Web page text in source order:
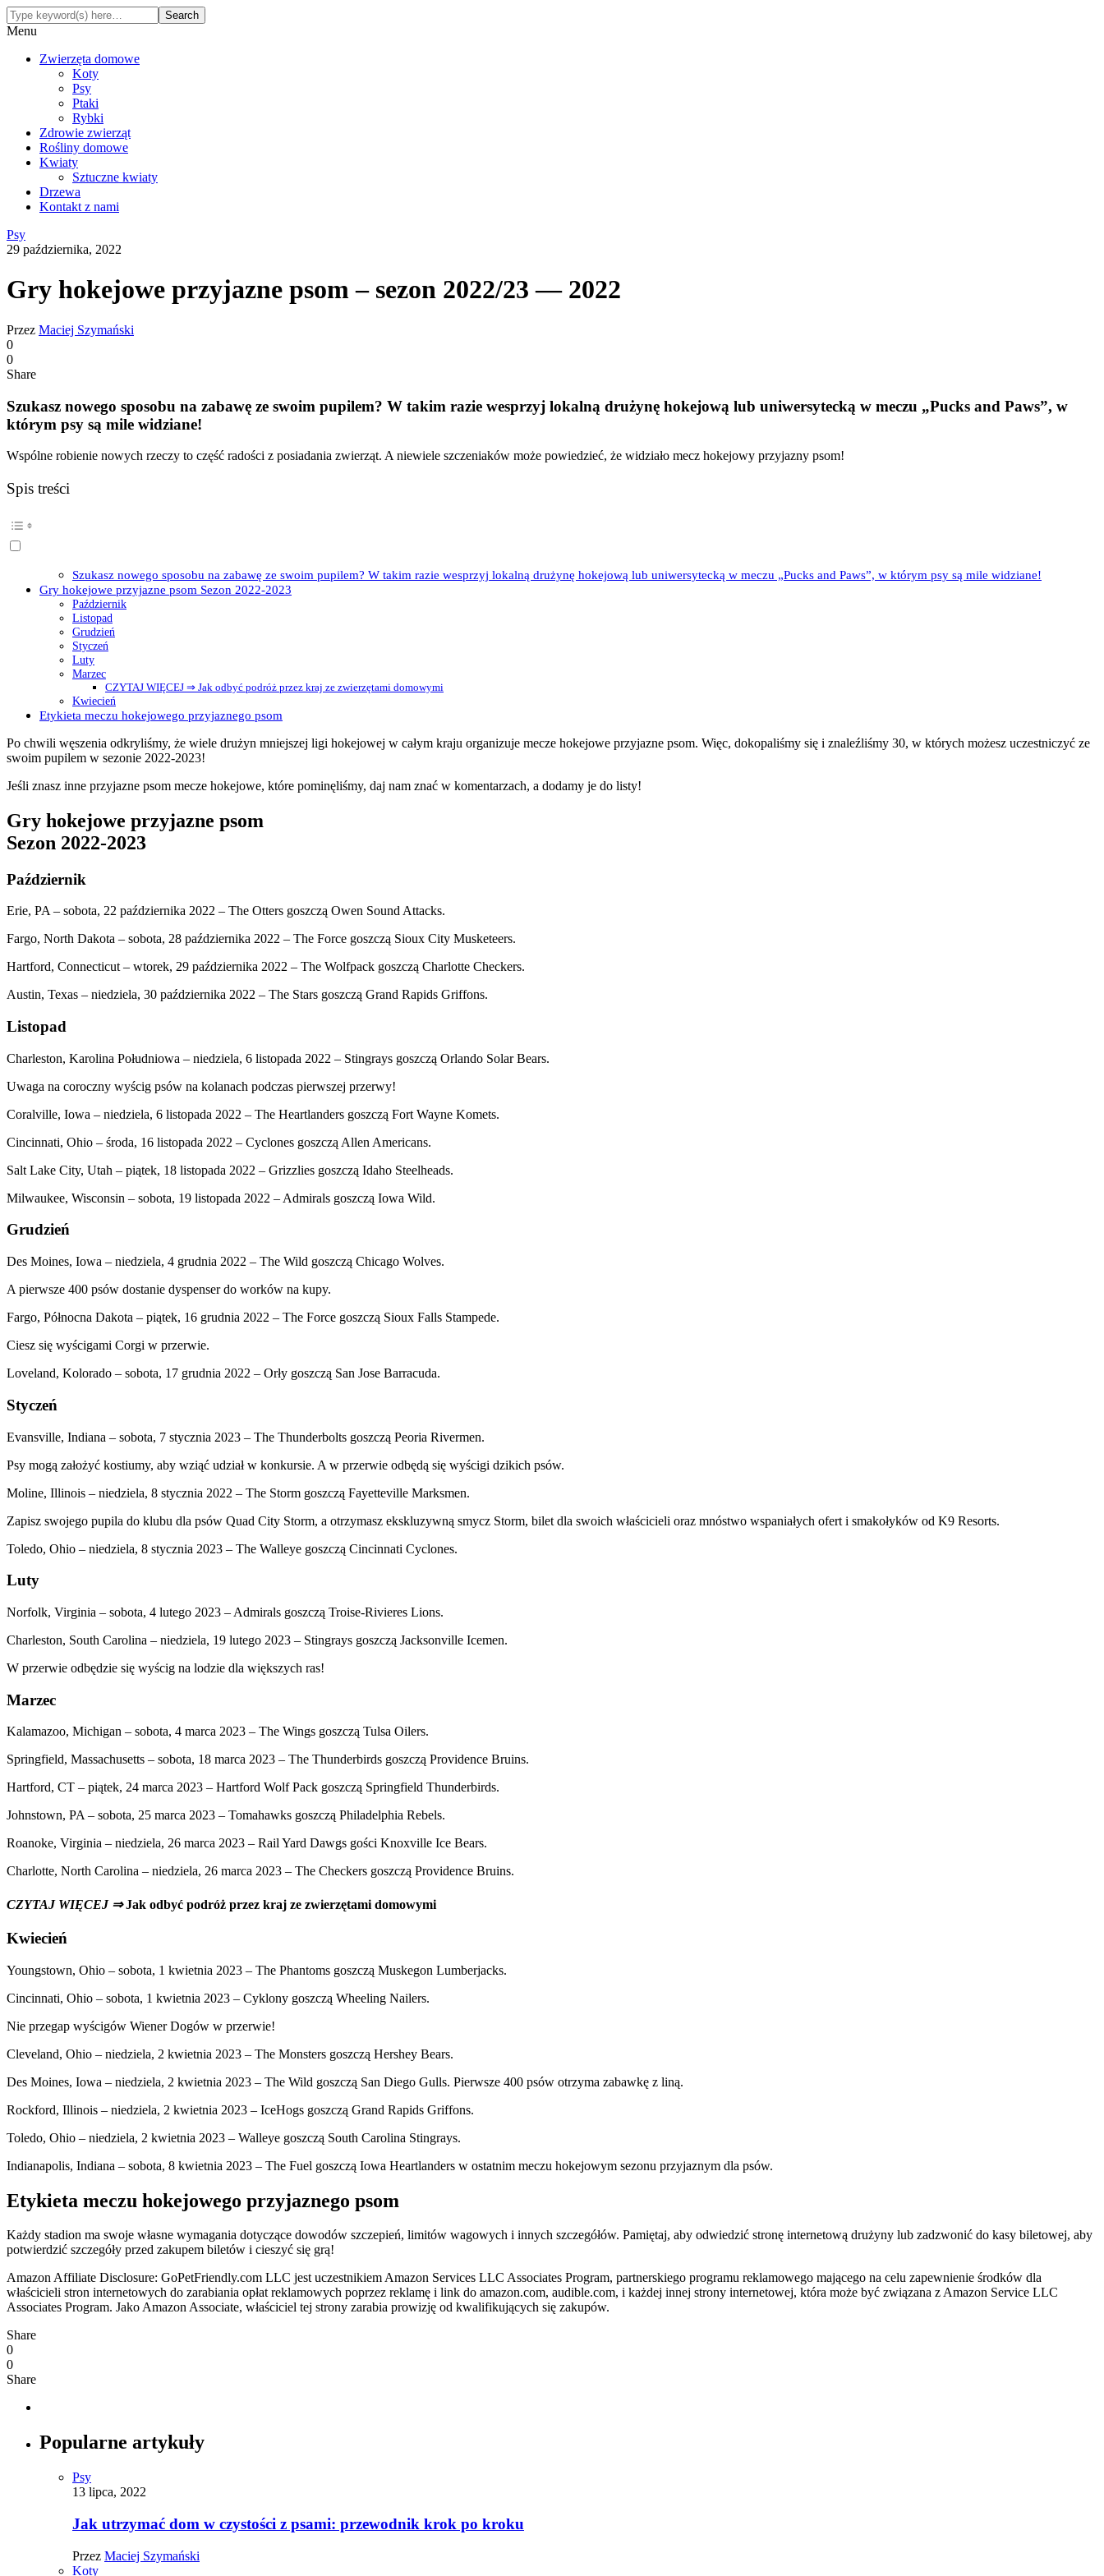
Menu
Zwierzęta domowe
Koty
Psy
Ptaki
Rybki
Zdrowie zwierząt
Rośliny domowe
Kwiaty
Sztuczne kwiaty
Drzewa
Kontakt z nami
Psy
29 października, 2022
Gry hokejowe przyjazne psom – sezon 2022/23 — 2022
Przez Maciej Szymański
0
0
Share
Szukasz nowego sposobu na zabawę ze swoim pupilem? W takim razie wesprzyj lokalną drużynę hokejową lub uniwersytecką w meczu „Pucks and Paws”, w
którym psy są mile widziane!
Wspólne robienie nowych rzeczy to część radości z posiadania zwierząt. A niewiele szczeniaków może powiedzieć, że widziało mecz hokejowy przyjazny psom!
Spis treści
Szukasz nowego sposobu na zabawę ze swoim pupilem? W takim razie wesprzyj lokalną drużynę hokejową lub uniwersytecką w meczu „Pucks and Paws”, w którym psy są mile widziane!
Gry hokejowe przyjazne psom Sezon 2022-2023
Październik
Listopad
Grudzień
Styczeń
Luty
Marzec
CZYTAJ WIĘCEJ ⇒ Jak odbyć podróż przez kraj ze zwierzętami domowymi
Kwiecień
Etykieta meczu hokejowego przyjaznego psom
Po chwili węszenia odkryliśmy, że wiele drużyn mniejszej ligi hokejowej w całym kraju organizuje mecze hokejowe przyjazne psom. Więc, dokopaliśmy się i znaleźliśmy 30, w których możesz uczestniczyć ze
swoim pupilem w sezonie 2022-2023!
Jeśli znasz inne przyjazne psom mecze hokejowe, które pominęliśmy, daj nam znać w komentarzach, a dodamy je do listy!
Gry hokejowe przyjazne psom
Sezon 2022-2023
Październik
Erie, PA – sobota, 22 października 2022 – The Otters goszczą Owen Sound Attacks.
Fargo, North Dakota – sobota, 28 października 2022 – The Force goszczą Sioux City Musketeers.
Hartford, Connecticut – wtorek, 29 października 2022 – The Wolfpack goszczą Charlotte Checkers.
Austin, Texas – niedziela, 30 października 2022 – The Stars goszczą Grand Rapids Griffons.
Listopad
Charleston, Karolina Południowa – niedziela, 6 listopada 2022 – Stingrays goszczą Orlando Solar Bears.
Uwaga na coroczny wyścig psów na kolanach podczas pierwszej przerwy!
Coralville, Iowa – niedziela, 6 listopada 2022 – The Heartlanders goszczą Fort Wayne Komets.
Cincinnati, Ohio – środa, 16 listopada 2022 – Cyclones goszczą Allen Americans.
Salt Lake City, Utah – piątek, 18 listopada 2022 – Grizzlies goszczą Idaho Steelheads.
Milwaukee, Wisconsin – sobota, 19 listopada 2022 – Admirals goszczą Iowa Wild.
Grudzień
Des Moines, Iowa – niedziela, 4 grudnia 2022 – The Wild goszczą Chicago Wolves.
A pierwsze 400 psów dostanie dyspenser do worków na kupy.
Fargo, Północna Dakota – piątek, 16 grudnia 2022 – The Force goszczą Sioux Falls Stampede.
Ciesz się wyścigami Corgi w przerwie.
Loveland, Kolorado – sobota, 17 grudnia 2022 – Orły goszczą San Jose Barracuda.
Styczeń
Evansville, Indiana – sobota, 7 stycznia 2023 – The Thunderbolts goszczą Peoria Rivermen.
Psy mogą założyć kostiumy, aby wziąć udział w konkursie. A w przerwie odbędą się wyścigi dzikich psów.
Moline, Illinois – niedziela, 8 stycznia 2022 – The Storm goszczą Fayetteville Marksmen.
Zapisz swojego pupila do klubu dla psów Quad City Storm, a otrzymasz ekskluzywną smycz Storm, bilet dla swoich właścicieli oraz mnóstwo wspaniałych ofert i smakołyków od K9 Resorts.
Toledo, Ohio – niedziela, 8 stycznia 2023 – The Walleye goszczą Cincinnati Cyclones.
Luty
Norfolk, Virginia – sobota, 4 lutego 2023 – Admirals goszczą Troise-Rivieres Lions.
Charleston, South Carolina – niedziela, 19 lutego 2023 – Stingrays goszczą Jacksonville Icemen.
W przerwie odbędzie się wyścig na lodzie dla większych ras!
Marzec
Kalamazoo, Michigan – sobota, 4 marca 2023 – The Wings goszczą Tulsa Oilers.
Springfield, Massachusetts – sobota, 18 marca 2023 – The Thunderbirds goszczą Providence Bruins.
Hartford, CT – piątek, 24 marca 2023 – Hartford Wolf Pack goszczą Springfield Thunderbirds.
Johnstown, PA – sobota, 25 marca 2023 – Tomahawks goszczą Philadelphia Rebels.
Roanoke, Virginia – niedziela, 26 marca 2023 – Rail Yard Dawgs gości Knoxville Ice Bears.
Charlotte, North Carolina – niedziela, 26 marca 2023 – The Checkers goszczą Providence Bruins.
CZYTAJ WIĘCEJ ⇒Jak odbyć podróż przez kraj ze zwierzętami domowymi
Kwiecień
Youngstown, Ohio – sobota, 1 kwietnia 2023 – The Phantoms goszczą Muskegon Lumberjacks.
Cincinnati, Ohio – sobota, 1 kwietnia 2023 – Cyklony goszczą Wheeling Nailers.
Nie przegap wyścigów Wiener Dogów w przerwie!
Cleveland, Ohio – niedziela, 2 kwietnia 2023 – The Monsters goszczą Hershey Bears.
Des Moines, Iowa – niedziela, 2 kwietnia 2023 – The Wild goszczą San Diego Gulls. Pierwsze 400 psów otrzyma zabawkę z liną.
Rockford, Illinois – niedziela, 2 kwietnia 2023 – IceHogs goszczą Grand Rapids Griffons.
Toledo, Ohio – niedziela, 2 kwietnia 2023 – Walleye goszczą South Carolina Stingrays.
Indianapolis, Indiana – sobota, 8 kwietnia 2023 – The Fuel goszczą Iowa Heartlanders w ostatnim meczu hokejowym sezonu przyjaznym dla psów.
Etykieta meczu hokejowego przyjaznego psom
Każdy stadion ma swoje własne wymagania dotyczące dowodów szczepień, limitów wagowych i innych szczegółów. Pamiętaj, aby odwiedzić stronę internetową drużyny lub zadzwonić do kasy biletowej, aby
potwierdzić szczegóły przed zakupem biletów i cieszyć się grą!
Amazon Affiliate Disclosure: GoPetFriendly.com LLC jest uczestnikiem Amazon Services LLC Associates Program, partnerskiego programu reklamowego mającego na celu zapewnienie środków dla
właścicieli stron internetowych do zarabiania opłat reklamowych poprzez reklamę i link do amazon.com, audible.com, i każdej innej strony internetowej, która może być związana z Amazon Service LLC
Associates Program. Jako Amazon Associate, właściciel tej strony zarabia prowizję od kwalifikujących się zakupów.
Share
0
0
Share
Popularne artykuły
Psy
13 lipca, 2022
Jak utrzymać dom w czystości z psami: przewodnik krok po kroku
Przez Maciej Szymański
Koty